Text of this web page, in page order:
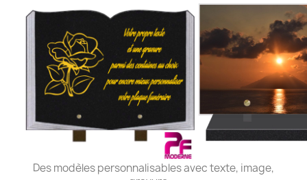
Des modèles personnalisables avec texte, image,